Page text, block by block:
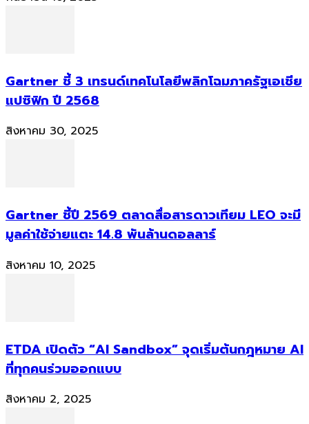
Gartner ชี้ 3 เทรนด์เทคโนโลยีพลิกโฉมภาครัฐเอเชีย
แปซิฟิก ปี 2568
สิงหาคม 30, 2025
Gartner ชี้ปี 2569 ตลาดสื่อสารดาวเทียม LEO จะมี
มูลค่าใช้จ่ายแตะ 14.8 พันล้านดอลลาร์
สิงหาคม 10, 2025
ETDA เปิดตัว “AI Sandbox” จุดเริ่มต้นกฎหมาย AI
ที่ทุกคนร่วมออกแบบ
สิงหาคม 2, 2025